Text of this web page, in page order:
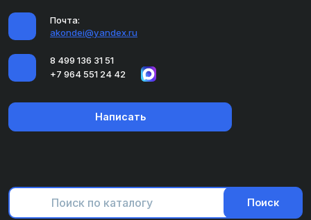
Почта:
akondei@yandex.ru
8 499 136 31 51
+7 964 551 24 42
Написать
Поиск